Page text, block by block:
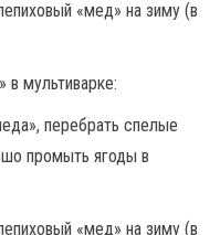
в мультиварке:
перебрать спелые
промыть ягоды в